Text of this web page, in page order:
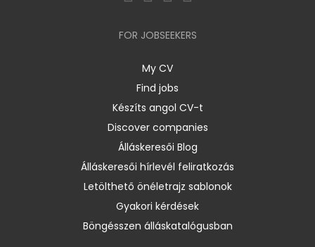
FOR JOBSEEKERS
My CV
Find jobs
Készíts angol CV-t
Discover companies
Álláskeresői Blog
Álláskeresői hírlevél feliratkozás
Letölthető önéletrajz sablonok
Gyakori kérdések
Böngésszen álláskatalógusban